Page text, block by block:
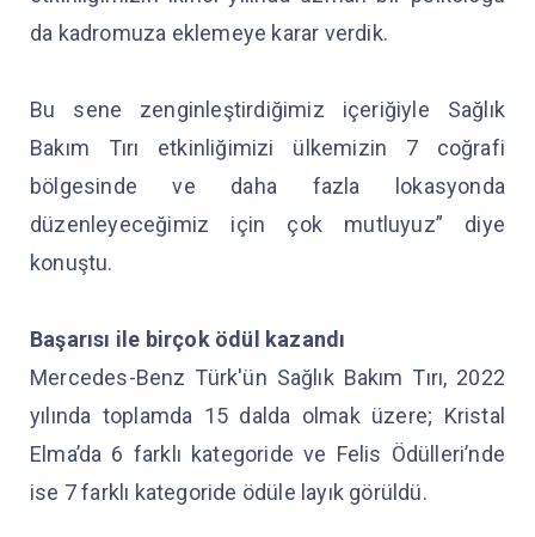
da kadromuza eklemeye karar verdik.
Bu sene zenginleştirdiğimiz içeriğiyle Sağlık
Bakım Tırı etkinliğimizi ülkemizin 7 coğrafi
bölgesinde ve daha fazla lokasyonda
düzenleyeceğimiz için çok mutluyuz” diye
konuştu.
Başarısı ile birçok ödül kazandı
Mercedes-Benz Türk'ün Sağlık Bakım Tırı, 2022
yılında toplamda 15 dalda olmak üzere; Kristal
Elma’da 6 farklı kategoride ve Felis Ödülleri’nde
ise 7 farklı kategoride ödüle layık görüldü.